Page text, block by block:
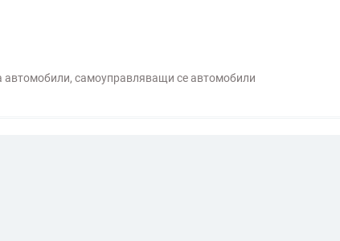
автомобили, самоуправляващи се автомобили